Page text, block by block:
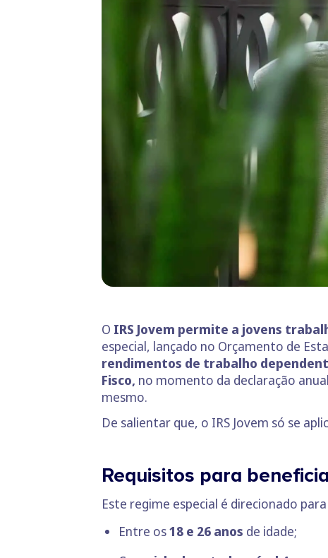
O IRS Jovem permite a jovens
especial, lançado no Orçamento de
rendimentos de trabalho
Fisco, no momento da declaração
mesmo.
De salientar que, o IRS Jovem só se
Requisitos para
Este regime especial é direcionado
Entre os18 e 26 anos de idade;